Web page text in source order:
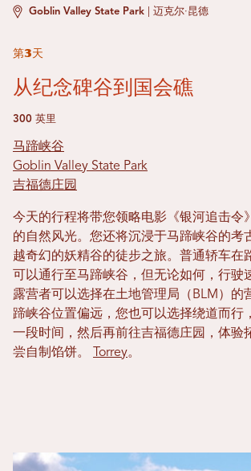
Goblin Valley State Park 迈克尔·昆德
第3天
从纪念碑谷到国会礁
300 英里
马蹄峡谷
Goblin Valley State Park
吉福德庄园
今天的行程将带您领略电影《银河追击令
的自然风光。您还将沉浸于马蹄峡谷的考
越奇幻的妖精谷的徒步之旅。普通轿车在
可以通行至马蹄峡谷，但无论如何，行驶
露营者可以选择在土地管理局（BLM）的
蹄峡谷位置偏远，您也可以选择绕道而行
一段时间，然后再前往吉福德庄园，体验
尝自制馅饼。
Torrey。